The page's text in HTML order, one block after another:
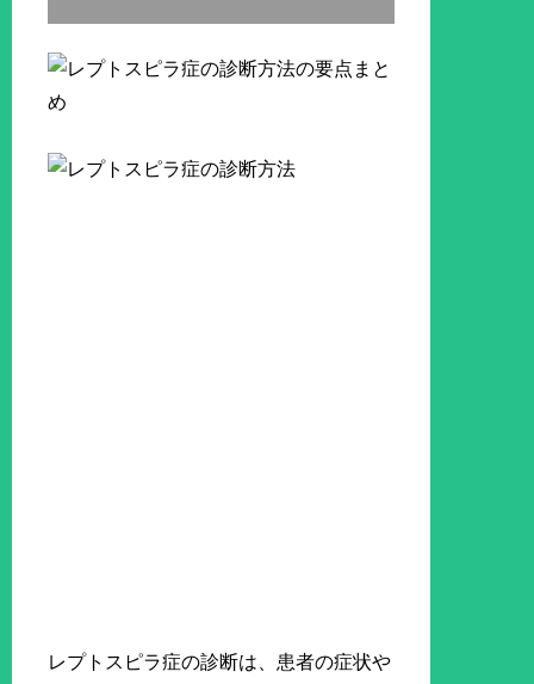
レプトスピラ症の診断は、患者の症状や